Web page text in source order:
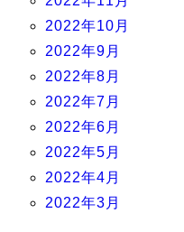
2022年10月
2022年9月
2022年8月
2022年7月
2022年6月
2022年5月
2022年4月
2022年3月